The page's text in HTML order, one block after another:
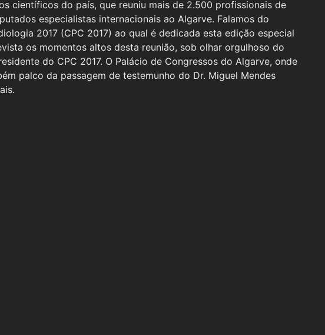
científicos do país, que reuniu mais de 2.500 profissionais de
especialistas internacionais ao Algarve. Falamos do
2017 (CPC 2017) ao qual é dedicada esta edição especial
os momentos altos desta reunião, sob olhar orgulhoso do
do CPC 2017. O Palácio de Congressos do Algarve, onde
palco da passagem de testemunho do Dr. Miguel Mendes